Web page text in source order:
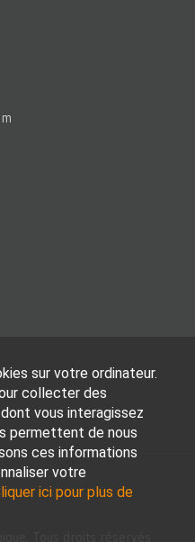
sur votre ordinateur.
collecter des
vous interagissez
permettent de nous
ces informations
votre
ici pour plus de